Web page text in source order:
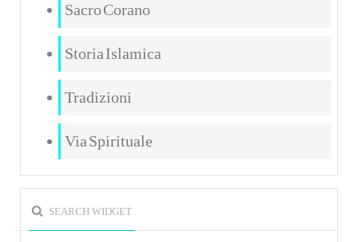
Sacro Corano
Storia Islamica
Tradizioni
Via Spirituale
SEARCH WIDGET